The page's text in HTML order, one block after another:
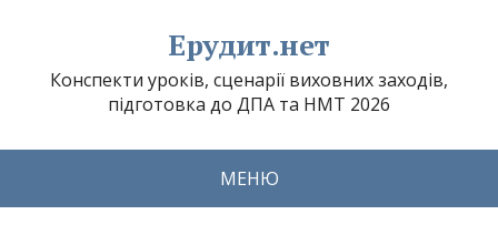
Ерудит.нет
Конспекти уроків, сценарії виховних заходів,
підготовка до ДПА та НМТ 2026
МЕНЮ